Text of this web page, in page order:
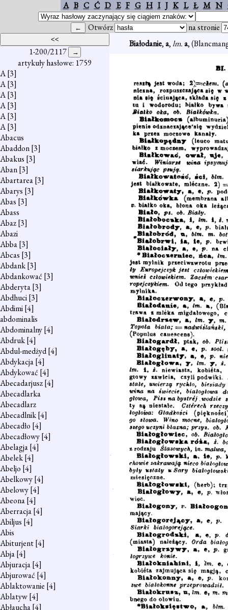
A B C Ć D E F G H I J K L Ł M N
Otwórz na stronie
1-200/2117
artykuły hasłowe: 1759
A[3]
A[3]
A[3]
A[3]
A[3]
A[3]
Abacus
Abaddon[3]
Abakus [3]
Aban[3]
Abartarea[3]
Abarys [3]
Abas [3]
Abass
Abaz[3]
Abazi
Abba[3]
Abcas [3]
Abdank[3]
Abdankować [3]
Abderyta[3]
Abdhuci[3]
Abdimi[4]
abdominalis
Abdominalny[4]
Abdruk[4]
Abdul-medżyd[4]
Abdykacja[4]
Abdykować [4]
Abecadarjusz[4]
Abecadlarka
Abecadlarz
Abecadlnik[4]
Abecadło [4]
Abecadłowy[4]
Abelagja[4]
Abelek[4]
Abeljo [4]
Abelkowy[4]
Abelowy[4]
Abeona[4]
Aberracja[4]
Abiljus [4]
Abis
Abiturjent[4]
Abja[4]
Abjuracja[4]
Abjurować [4]
Ablaktowanie [4]
Ablatyw[4]
Abłaucha[4]
Białodanie,a,lm.a,